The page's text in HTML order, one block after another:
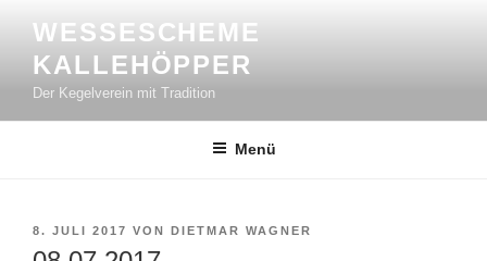
Inhalt
springen
WESSESCHEME
KALLEHÖPPER
Der Kegelverein mit Tradition
Menü
VERÖFFENTLICHT
AM
8. JULI 2017 VON DIETMAR WAGNER